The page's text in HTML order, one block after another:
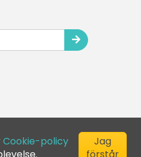
Cookie-policy
Jag